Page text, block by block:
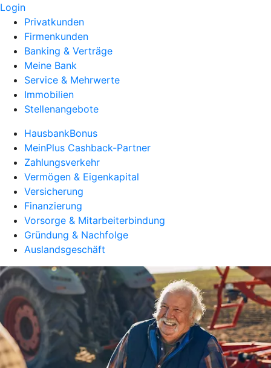
Login
Privatkunden
Firmenkunden
Banking & Verträge
Meine Bank
Service & Mehrwerte
Immobilien
Stellenangebote
HausbankBonus
MeinPlus Cashback-Partner
Zahlungsverkehr
Vermögen & Eigenkapital
Versicherung
Finanzierung
Vorsorge & Mitarbeiterbindung
Gründung & Nachfolge
Auslandsgeschäft